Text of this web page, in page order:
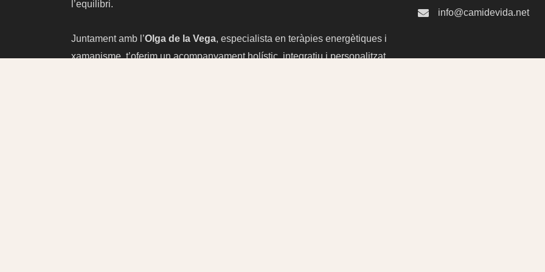
l’equilibri.
Juntament amb l’Olga de la Vega, especialista en teràpies energètiques i
xamanisme, t’oferim un acompanyament holístic, integratiu i personalitzat,
info@camidevida.net